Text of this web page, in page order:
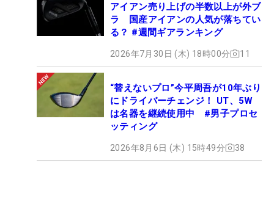
アイアン売り上げの半数以上が外ブ
ラ 国産アイアンの人気が落ちてい
る？ #週間ギアランキング
2026年7月30日 (木) 18時00分 11
“替えないプロ”今平周吾が10年ぶり
にドライバーチェンジ！ UT、5W
は名器を継続使用中 #男子プロセ
ッティング
2026年8月6日 (木) 15時49分 38